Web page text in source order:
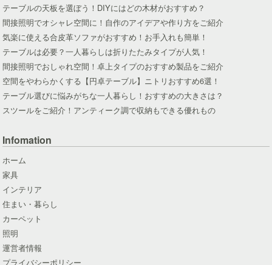
テーブルの天板を選ぼう！DIYにはどの木材がおすすめ？
間接照明でオシャレ空間に！自作のアイデアや作り方をご紹介
気楽に使える合皮革ソファがおすすめ！お手入れも簡単！
テーブルは必要？一人暮らしは折りたたみタイプが人気！
間接照明でおしゃれ空間！卓上タイプのおすすめ製品をご紹介
空間をやわらかくする【円卓テーブル】ニトリおすすめ6選！
テーブル選びに悩みがちな一人暮らし！おすすめの大きさは？
スツールをご紹介！アンティーク調で収納もできる優れもの
Infomation
ホーム
家具
インテリア
住まい・暮らし
カーペット
照明
運営者情報
プライバシーポリシー